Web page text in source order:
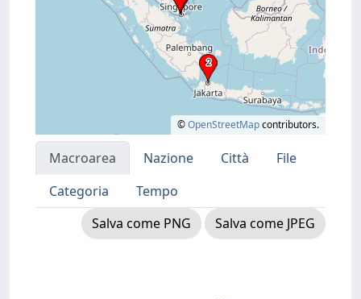
©OpenStreetMapcontributors.
Macroarea Nazione Città
File
Categoria
Tempo
Salva come PNG
Salva come JPEG